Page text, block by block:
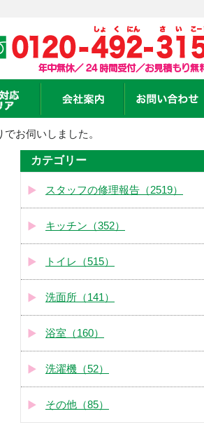
お伺いしました。
カテゴリー
スタッフの修理報告（2519）
キッチン（352）
トイレ（515）
洗面所（141）
浴室（160）
洗濯機（52）
その他（85）